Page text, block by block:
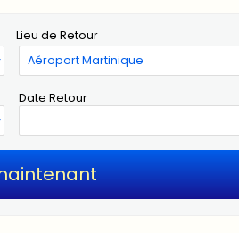
Lieu de Retour
Date Retour